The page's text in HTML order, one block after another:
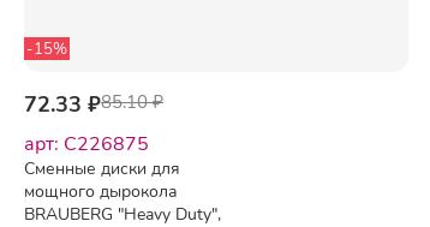
-15%
72.33 ₽85.10 ₽
арт: C226875
Сменные диски для
мощного дырокола
BRAUBERG "Heavy Duty",